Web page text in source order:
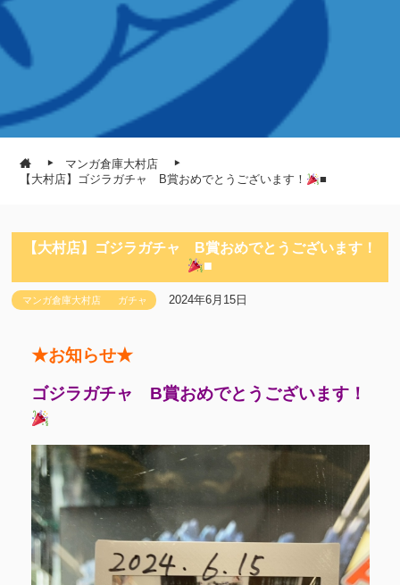
マンガ倉庫大村店
【大村店】ゴジラガチャ B賞おめでとうございます！
■
【大村店】ゴジラガチャ B賞おめでとうございます！
■
マンガ倉庫大村店 ガチャ 2024年6月15日
★お知らせ★
ゴジラガチャ B賞おめでとうございます！